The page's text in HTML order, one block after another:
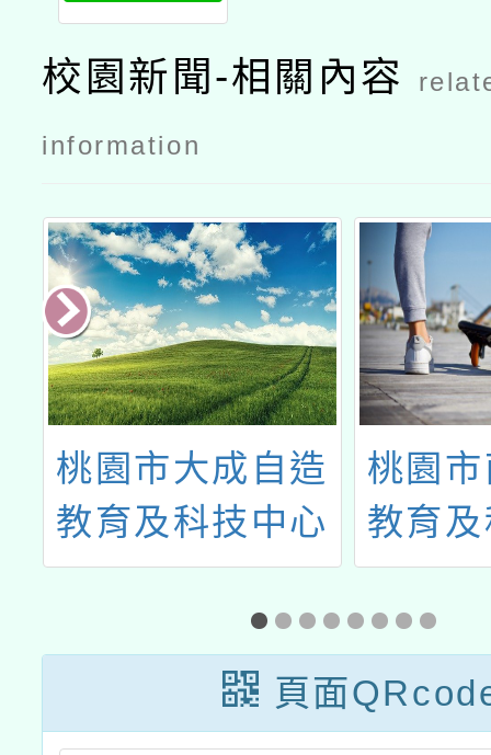
校園新聞-相關內容
information
桃園市大成自造
教育及科技中心
辦理113年1月份
教師研習
桃園
教育
115年
增
頁面